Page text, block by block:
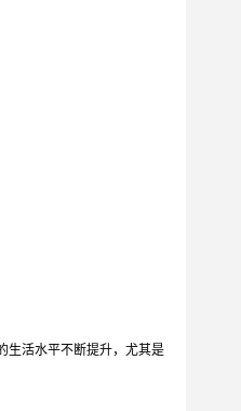
生活水平不断提升，尤其是